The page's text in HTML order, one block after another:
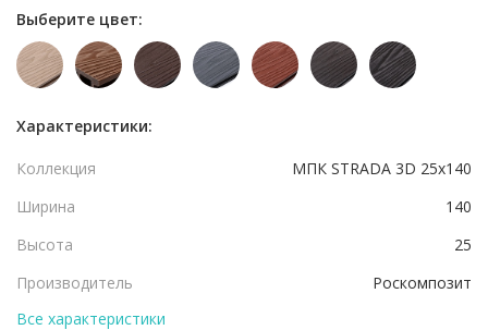
Выберите цвет:
Характеристики:
Коллекция
МПК STRADA 3D 25x140
Ширина
140
Высота
25
Производитель
Роскомпозит
Все характеристики